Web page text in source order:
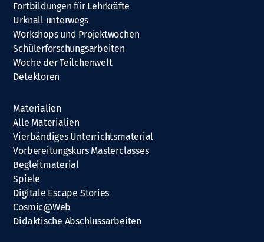
Fortbildungen für Lehrkräfte
Urknall unterwegs
Workshops und Projektwochen
Schülerforschungsarbeiten
Woche der Teilchenwelt
Detektoren
Materialien
Alle Materialien
Vierbändiges Unterrichtsmaterial
Vorbereitungskurs Masterclasses
Begleitmaterial
Spiele
Digitale Escape Stories
Cosmic@Web
Didaktische Abschlussarbeiten